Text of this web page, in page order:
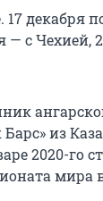
декабря
с Чехией,
Барс» из
2020-го
мира в